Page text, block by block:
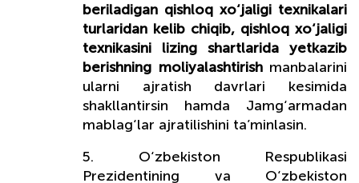
beriladigan qishloq xo‘jaligi texnikalari
turlaridan kelib chiqib, qishloq xo‘jaligi
texnikasini lizing shartlarida yetkazib
berishning moliyalashtirish manbalarini
ularni ajratish davrlari kesimida
shakllantirsin hamda Jamg‘armadan
mablag‘lar ajratilishini ta’minlasin.
5. O‘zbekiston Respublikasi
Prezidentining va O‘zbekiston